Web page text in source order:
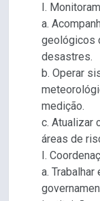
I.
a.
geológicos
desastres.
b. Operar
medição.
c. Atualizar
áreas de
I.
a.